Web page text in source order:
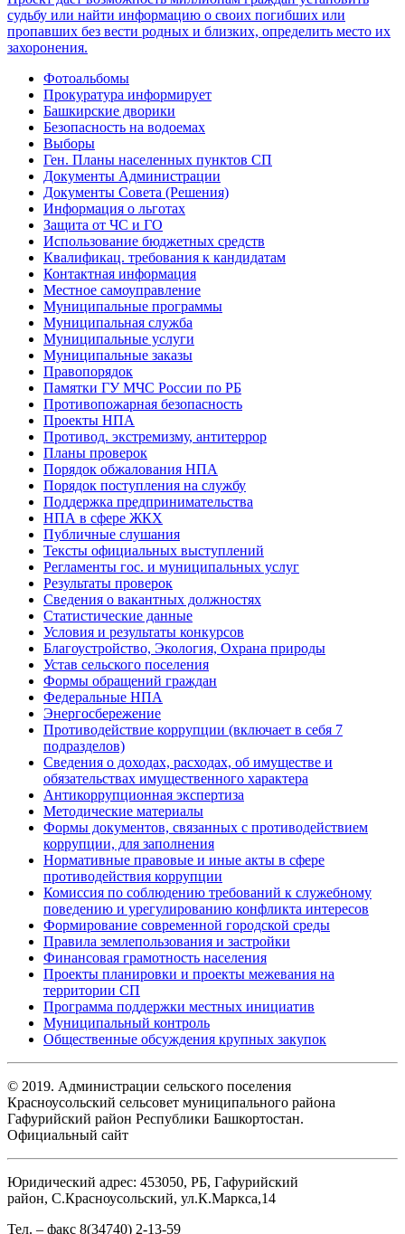
Фотоальбомы
Прокуратура информирует
Башкирские дворики
Безопасность на водоемах
Выборы
Ген. Планы населенных пунктов СП
Документы Администрации
Документы Совета (Решения)
Информация о льготах
Защита от ЧС и ГО
Использование бюджетных средств
Квалификац. требования к кандидатам
Контактная информация
Местное самоуправление
Муниципальные программы
Муниципальная служба
Муниципальные услуги
Муниципальные заказы
Правопорядок
Памятки ГУ МЧС России по РБ
Противопожарная безопасность
Проекты НПА
Противод. экстремизму, антитеррор
Планы проверок
Порядок обжалования НПА
Порядок поступления на службу
Поддержка предпринимательства
НПА в сфере ЖКХ
Публичные слушания
Тексты официальных выступлений
Регламенты гос. и муниципальных услуг
Результаты проверок
Сведения о вакантных должностях
Статистические данные
Условия и результаты конкурсов
Благоустройство, Экология, Охрана природы
Устав сельского поселения
Формы обращений граждан
Федеральные НПА
Энергосбережение
Противодействие коррупции (включает в себя 7
подразделов)
Сведения о доходах, расходах, об имуществе и
обязательствах имущественного характера
Антикоррупционная экспертиза
Методические материалы
Формы документов, связанных с противодействием
коррупции, для заполнения
Нормативные правовые и иные акты в сфере
противодействия коррупции
Комиссия по соблюдению требований к служебному
поведению и урегулированию конфликта интересов
Формирование современной городской среды
Правила землепользования и застройки
Финансовая грамотность населения
Проекты планировки и проекты межевания на
территории СП
Программа поддержки местных инициатив
Муниципальный контроль
Общественные обсуждения крупных закупок
© 2019. Администрации сельского поселения
Красноусольский сельсовет муниципального района
Гафурийский район Республики Башкортостан.
Официальный сайт
Юридический адрес: 453050, РБ, Гафурийский
район, С.Красноусольский, ул.К.Маркса,14
Тел. – факс 8(34740) 2-13-59